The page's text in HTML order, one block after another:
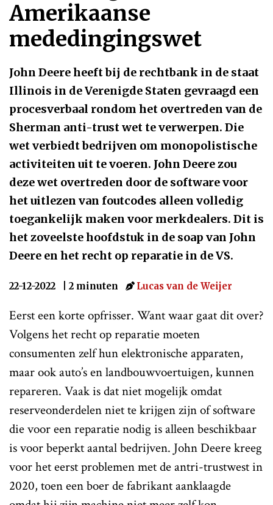
Amerikaanse
mededingingswet
John Deere heeft bij de rechtbank in de staat
Illinois in de Verenigde Staten gevraagd een
procesverbaal rondom het overtreden van de
Sherman anti-trust wet te verwerpen. Die
wet verbiedt bedrijven om monopolistische
activiteiten uit te voeren. John Deere zou
deze wet overtreden door de software voor
het uitlezen van foutcodes alleen volledig
toegankelijk maken voor merkdealers. Dit is
het zoveelste hoofdstuk in de soap van John
Deere en het recht op reparatie in de VS.
22-12-2022 | 2 minuten Lucas van de Weijer
Eerst een korte opfrisser. Want waar gaat dit over?
Volgens het recht op reparatie moeten
consumenten zelf hun elektronische apparaten,
maar ook auto’s en landbouwvoertuigen, kunnen
repareren. Vaak is dat niet mogelijk omdat
reserveonderdelen niet te krijgen zijn of software
die voor een reparatie nodig is alleen beschikbaar
is voor beperkt aantal bedrijven. John Deere kreeg
voor het eerst problemen met de antri-trustwest in
2020, toen een boer de fabrikant aanklaagde